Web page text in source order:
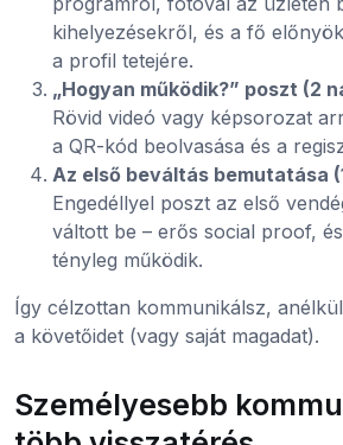
kihelyezésekről, és a fő
a profil tetejére.
„Hogyan működik?” poszt (2
Rövid videó vagy képsorozat
a QR-kód beolvasása és a
Az első beváltás bemutatása
Engedéllyel poszt az első
váltott be – erős social proof,
tényleg működik.
Így célzottan kommunikálsz,
a követőidet (vagy saját magadat).
Személyesebb